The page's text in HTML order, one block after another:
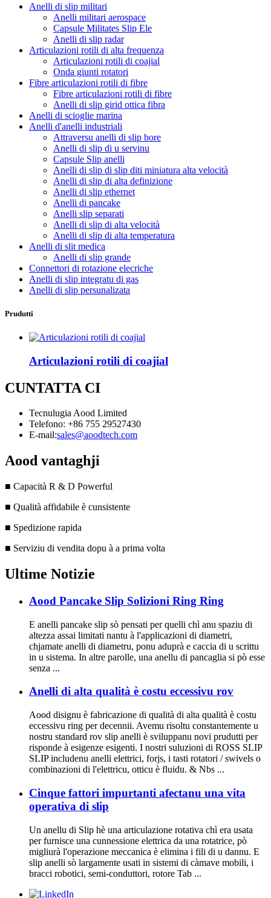
Anelli di slip militari
Anelli militari aerospace
Capsule Militates Slip Ele
Anelli di slip radar
Articulazioni rotili di alta frequenza
Articulazioni rotili di coajial
Onda giunti rotatori
Fibre articulazioni rotili di fibre
Fibre articulazioni rotili di fibre
Anelli di slip girid ottica fibra
Anelli di scioglie marina
Anelli d'anelli industriali
Attraversu anelli di slip bore
Anelli di slip di u servinu
Capsule Slip anelli
Anelli di slip di slip diti miniatura alta velocità
Anelli di slip di alta definizione
Anelli di slip ethernet
Anelli di pancake
Anelli slip separati
Anelli di slip di alta velocità
Anelli di slip di alta temperatura
Anelli di slit medica
Anelli di slip grande
Connettori di rotazione elecriche
Anelli di slip integratu di gas
Anelli di slip persunalizata
Prudutti
Articulazioni rotili di coajial
CUNTATTA CI
Tecnulugia Aood Limited
Telefono: +86 755 29527430
E-mail:sales@aoodtech.com
Aood vantaghji
■ Capacità R & D Powerful
■ Qualità affidabile è cunsistente
■ Spedizione rapida
■ Serviziu di vendita dopu à a prima volta
Ultime Notizie
Aood Pancake Slip Solizioni Ring Ring
E anelli pancake slip sò pensati per quelli chì anu spaziu di
altezza assai limitati nantu à l'applicazioni di diametri,
chjamate anelli di diametru, ponu aduprà e caccia di u scrittu
in u sistema. In altre parolle, una anellu di pancaglia si pò esse
senza ...
Anelli di alta qualità è costu eccessivu rov
Aood disignu è fabricazione di qualità di alta qualità è costu
eccessivu ring per decennii. Avemu risoltu constantemente u
nostru standard rov slip anelli è sviluppanu novi prudutti per
risponde à esigenze esigenti. I nostri suluzioni di ROSS SLIP
SLIP includenu anelli elettrici, forjs, i tasti rotatori / swivels o
combinazioni di l'elettricu, otticu è fluidu. & Nbs ...
Cinque fattori impurtanti afectanu una vita
operativa di slip
Un anellu di Slip hè una articulazione rotativa chì era usata
per furnisce una cunnessione elettrica da una rotatrice, pò
migliurà l'operazione meccanica è elimina i fili di u dannu. E
slip anelli sò largamente usati in sistemi di càmave mobili, i
bracci robotici, semi-conduttori, rotore Tab ...